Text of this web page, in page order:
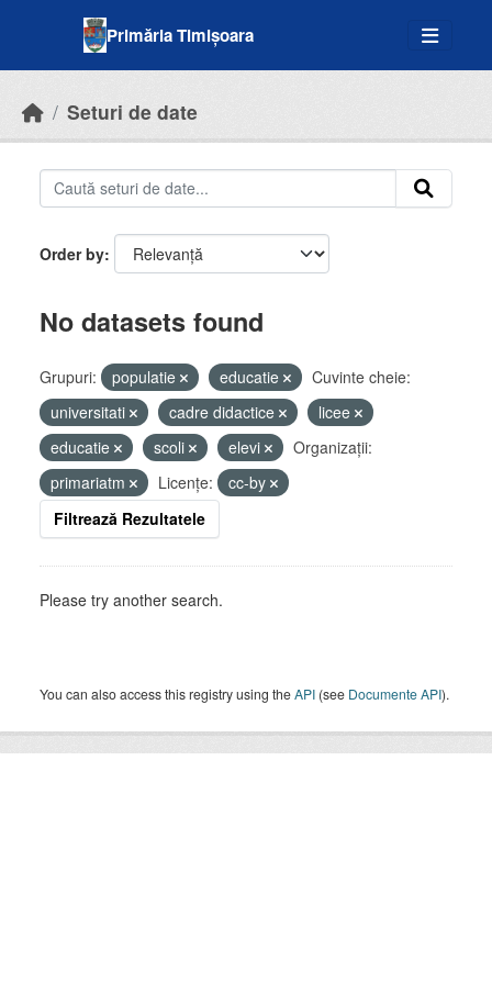
Primăria Timișoara
Seturi de date
Order by
No datasets found
Grupuri: populatie educatie
Cuvinte cheie:
universitati
cadre didactice
licee
educatie
scoli elevi
Organizații:
primariatm
Licenţe:
cc-by
Filtrează Rezultatele
Please try another search.
You can also access this registry using theAPI (see Documente API).